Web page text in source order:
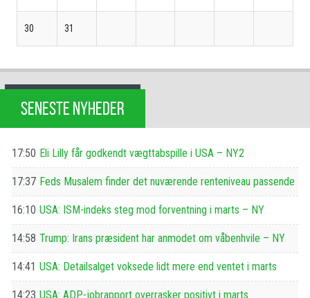
30 31
SENESTE NYHEDER
17:50 Eli Lilly får godkendt vægttabspille i USA – NY2
17:37 Feds Musalem finder det nuværende renteniveau passende
16:10 USA: ISM-indeks steg mod forventning i marts – NY
14:58 Trump: Irans præsident har anmodet om våbenhvile – NY
14:41 USA: Detailsalget voksede lidt mere end ventet i marts
14:23 USA: ADP-jobrapport overrasker positivt i marts